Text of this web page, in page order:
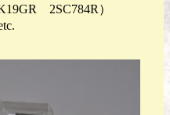
2SC784R）